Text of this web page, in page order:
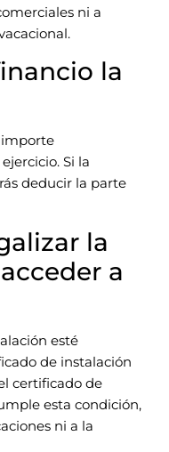
ni a
la
importe
Si la
deducir la parte
la
a
esté
de instalación
certificado de
esta condición,
ni a la